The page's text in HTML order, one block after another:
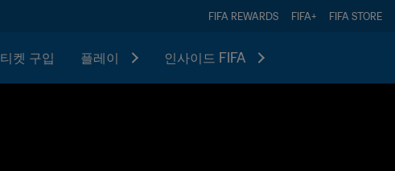
FIFA REWARDS FIFA+ FIFA STORE
티켓 구입 플레이 인사이드 FIFA